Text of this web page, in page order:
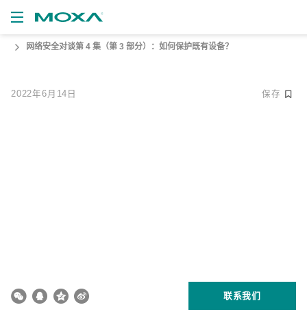
品 网络安全对谈第 4 集（第 3 部分）：如何保护既有设备？
2022年6月14日 保存
联系我们